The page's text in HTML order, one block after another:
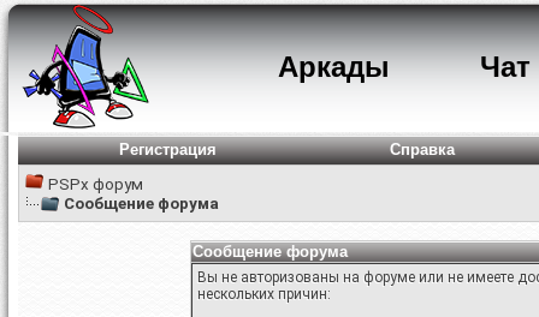
Аркады Чат
Регистрация
Справка
PSPx форум
Сообщение форума
Сообщение форума
Вы не авторизованы на форуме или не имеете
нескольких причин: